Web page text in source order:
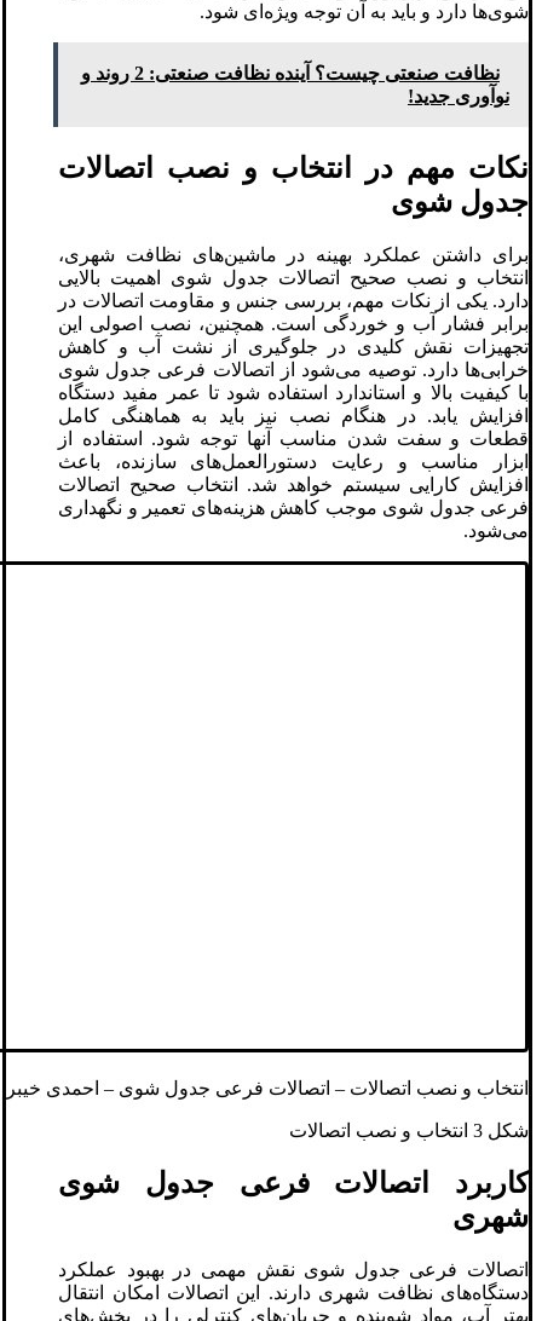
شوی‌ها دارد و باید به آن توجه ویژه‌ای شود.
نظافت صنعتی چیست؟ آینده نظافت صنعتی: 2 روند و
نوآوری‌ جدید!
نکات مهم در انتخاب و نصب اتصالات
جدول شوی
برای داشتن عملکرد بهینه در ماشین‌های نظافت شهری،
انتخاب و نصب صحیح اتصالات جدول شوی اهمیت بالایی
دارد. یکی از نکات مهم، بررسی جنس و مقاومت اتصالات در
برابر فشار آب و خوردگی است. همچنین، نصب اصولی این
تجهیزات نقش کلیدی در جلوگیری از نشت آب و کاهش
خرابی‌ها دارد. توصیه می‌شود از اتصالات فرعی جدول‌ شوی
با کیفیت بالا و استاندارد استفاده شود تا عمر مفید دستگاه
افزایش یابد. در هنگام نصب نیز باید به هماهنگی کامل
قطعات و سفت شدن مناسب آنها توجه شود. استفاده از
ابزار مناسب و رعایت دستورالعمل‌های سازنده، باعث
افزایش کارایی سیستم خواهد شد. انتخاب صحیح اتصالات
فرعی جدول‌ شوی موجب کاهش هزینه‌های تعمیر و نگهداری
می‌شود.
انتخاب و نصب اتصالات – اتصالات فرعی جدول‌ شوی – احمدی خیبر
شکل 3 انتخاب و نصب اتصالات
کاربرد اتصالات فرعی جدول‌ شوی
شهری
اتصالات فرعی جدول‌ شوی نقش مهمی در بهبود عملکرد
دستگاه‌های نظافت شهری دارند. این اتصالات امکان انتقال
بهتر آب، مواد شوینده و جریان‌های کنترلی را در بخش‌های